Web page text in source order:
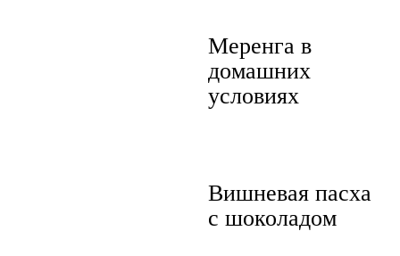
Меренга в
домашних
условиях
Вишневая пасха
с шоколадом